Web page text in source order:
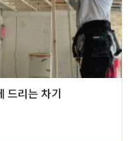
드리는 차기